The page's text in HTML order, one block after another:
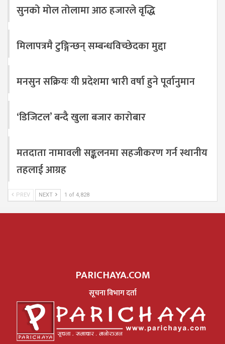
सुनको मोल तोलामा आठ हजारले वृद्धि
मिलापत्रमै टुङ्गिन्छन् सम्बन्धविच्छेदका मुद्दा
मनसुन सक्रियः यी प्रदेशमा भारी वर्षा हुने पूर्वानुमान
‘डिजिटल’ बन्दै खुला बजार कारोबार
मतदाता नामावली सङ्कलनमा सहजीकरण गर्न स्थानीय
तहलाई आग्रह
PREV NEXT 1 of 4,828
PARICHAYA.COM
सूचना विभाग दर्ता